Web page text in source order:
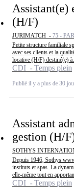
Assistant(e)
(H/F)
JURIMATCH - 75 -
Petite structure familiale
avec ses clients et la
locative (H/F) destiné(e) à...
CDI - Temps plein
Publié il y a plus de 30
Assistant
gestion (H/
SOTHYS
Depuis 1946, Sothys
instituts et spas. La
elle-même tout en
CDI - Temps plein